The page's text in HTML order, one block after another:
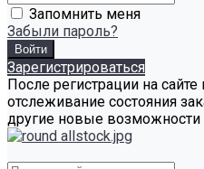
Запомнить меня
Забыли пароль?
Зарегистрироваться
После регистрации на
отслеживание состояния
другие новые возможности